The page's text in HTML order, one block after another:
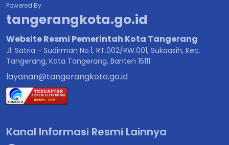
Powered By
tangerangkota.go.id
Website Resmi Pemerintah Kota Tangerang
Jl. Satria - Sudirman No.1, RT.002/RW.001, Sukaasih, Kec.
Tangerang, Kota Tangerang, Banten 15111
layanan@tangerangkota.go.id
Kanal Informasi Resmi Lainnya